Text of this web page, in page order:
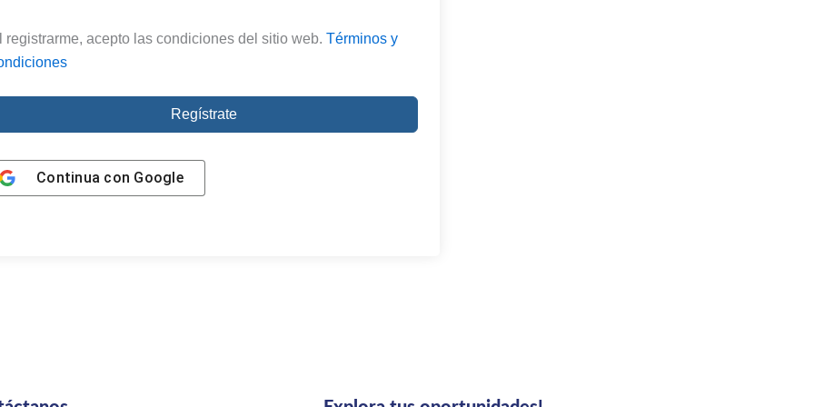
registrarme, acepto las condiciones del sitio web. Términos y
Regístrate
Continua con Google